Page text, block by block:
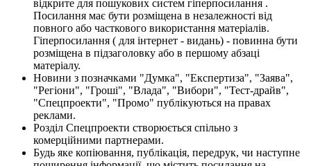
відкрите для пошукових систем гіперпосилання .
Посилання має бути розміщена в незалежності від
повного або часткового використання матеріалів.
Гіперпосилання ( для інтернет - видань) - повинна бути
розміщена в підзаголовку або в першому абзаці
матеріалу.
Новини з позначками "Думка", "Експертиза", "Заява",
"Регіони", "Гроші", "Влада", "Вибори", "Тест-драйв",
"Спецпроекти", "Промо" публікуються на правах
реклами.
Розділ Спецпроекти створюється спільно з
комерційними партнерами.
Будь яке копіювання, публікація, передрук, чи наступне